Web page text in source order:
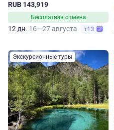
RUB 143,919
Бесплатная отмена
12 дн. 16—27 августа +13
Экскурсионные туры